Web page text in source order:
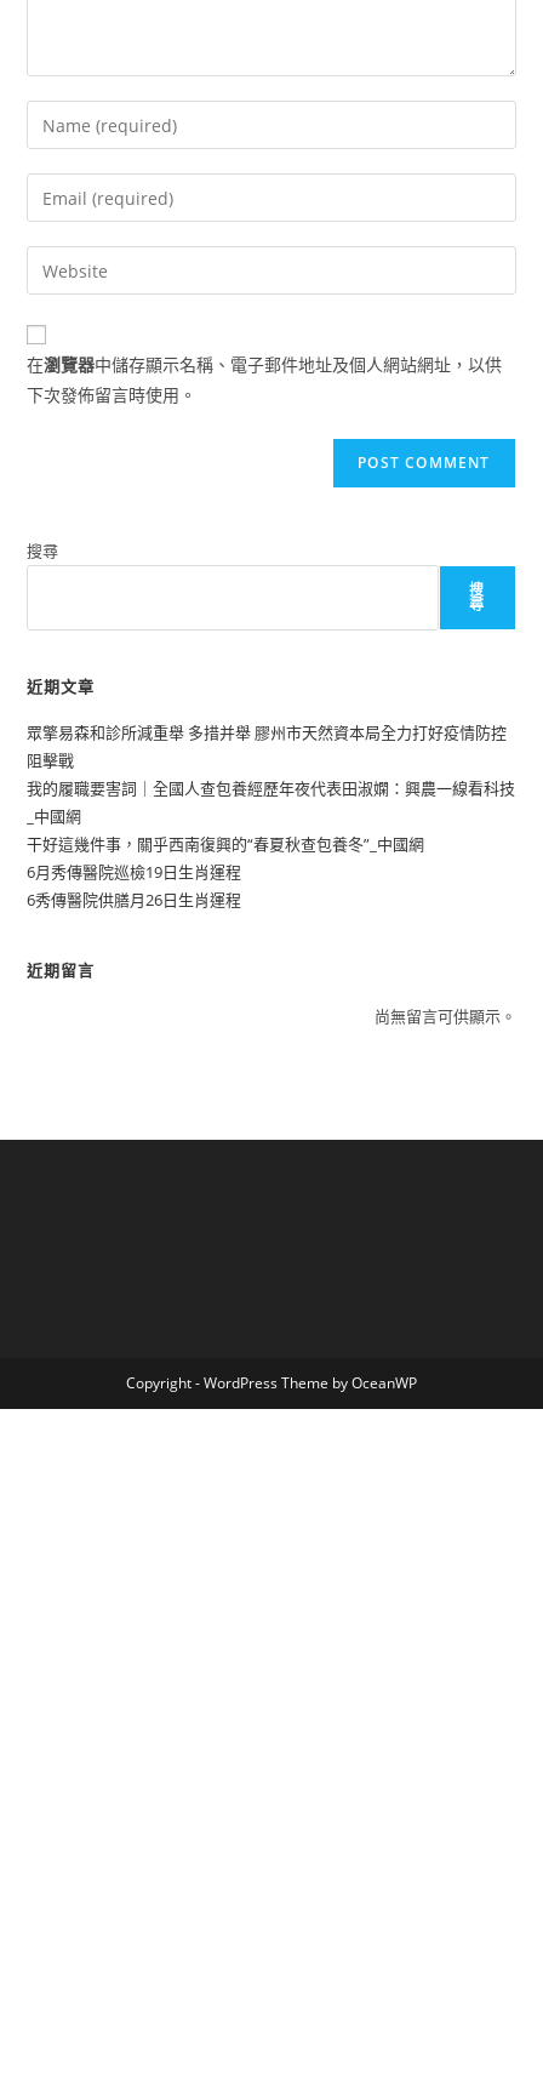
Enter
your
name
comment
Enter
your
email
address
comment
Enter
your
website
URL
(optional)
在瀏覽器中儲存顯示名稱、電子郵件地址及個人網站網址，以供
下次發佈留言時使用。
搜尋
搜
尋
近期文章
眾擎易森和診所減重舉 多措并舉 膠州市天然資本局全力打好疫情防控
阻擊戰
我的履職要害詞｜全國人查包養經歷年夜代表田淑嫻：興農一線看科技
_中國網
干好這幾件事，關乎西南復興的“春夏秋查包養冬”_中國網
6月秀傳醫院巡檢19日生肖運程
6秀傳醫院供膳月26日生肖運程
近期留言
尚無留言可供顯示。
Copyright - WordPress Theme by OceanWP